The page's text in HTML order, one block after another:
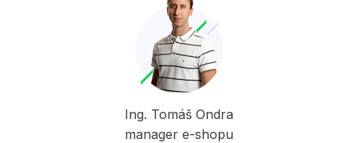
Ing. Tomáš Ondra
manager e-shopu